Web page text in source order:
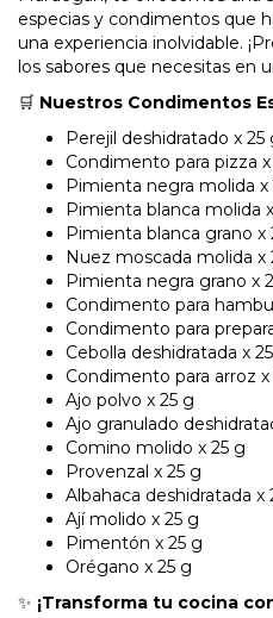
especias y condimentos que
una experiencia inolvidable.
los sabores que necesitas en
🛒 Nuestros Condimentos
Perejil deshidratado x 25
Condimento para pizza x
Pimienta negra molida x
Pimienta blanca molida
Pimienta blanca grano x
Nuez moscada molida x
Pimienta negra grano x
Condimento para
Condimento para
Cebolla deshidratada x
Condimento para arroz x
Ajo polvo x 25 g
Ajo granulado
Comino molido x 25 g
Provenzal x 25 g
Albahaca deshidratada x
Ají molido x 25 g
Pimentón x 25 g
Orégano x 25 g
✨ ¡Transforma tu cocina